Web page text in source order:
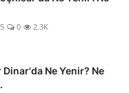
0 2.3K
Ne Yenir? Ne